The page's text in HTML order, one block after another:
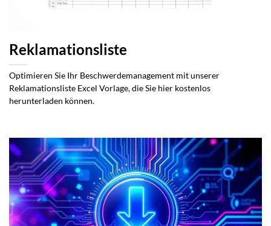
Reklamationsliste
Optimieren Sie Ihr Beschwerdemanagement mit unserer
Reklamationsliste Excel Vorlage, die Sie hier kostenlos
herunterladen können.